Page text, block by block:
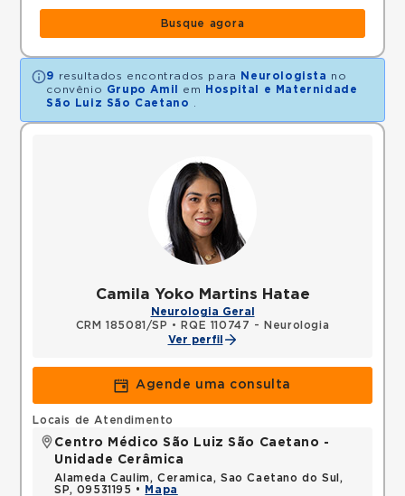
Busque agora
9 resultados encontrados para Neurologista no
convênio Grupo Amil em
Hospital e Maternidade
São Luiz São Caetano
Camila Yoko Martins Hatae
Neurologia Geral
CRM 185081/SP •
RQE 110747 - Neurologia
Ver perfil
Agende uma consulta
Locais de Atendimento
Centro Médico São Luiz São Caetano -
Unidade Cerâmica
Alameda Caulim, Ceramica, Sao Caetano do Sul,
SP, 09531195 •
Mapa